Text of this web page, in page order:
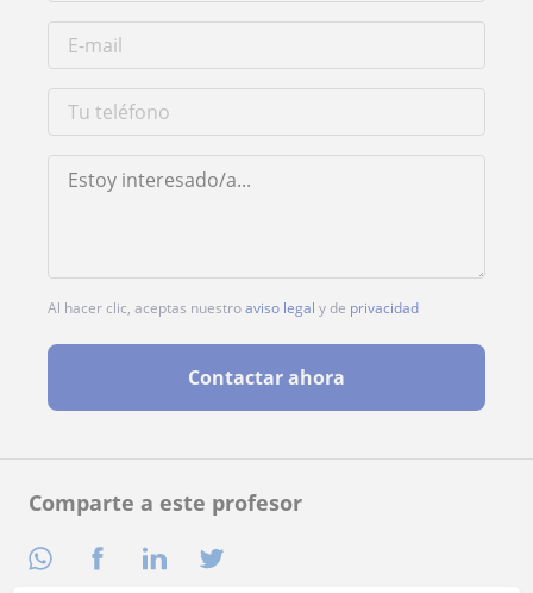
Comparte a este profesor
Al hacer clic, aceptas nuestroaviso legal y de privacidad
Contactar ahora